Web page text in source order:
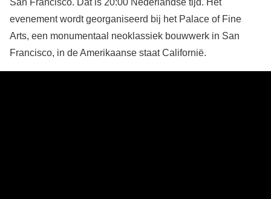
San Francisco. Dat is 20:00 Nederlandse tijd. Het
evenement wordt georganiseerd bij het Palace of Fine
Arts, een monumentaal neoklassiek bouwwerk in San
Francisco, in de Amerikaanse staat Californië.